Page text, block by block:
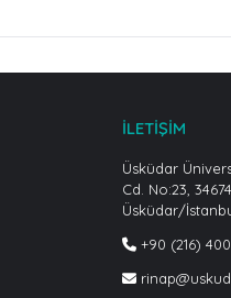
İLETİŞİM
Üsküdar
Cd. No:23, 34674
Üsküdar/
+90 (216)